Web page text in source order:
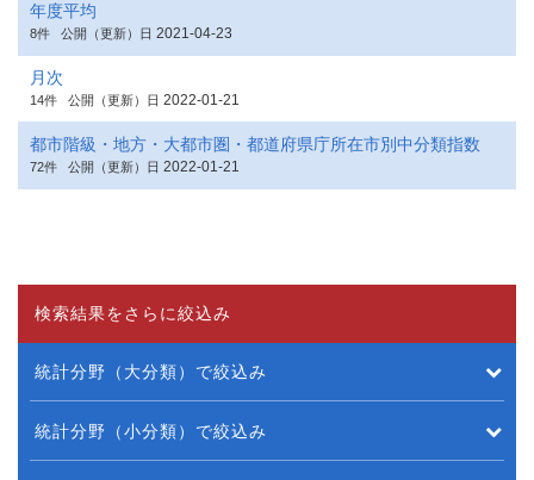
年度平均
8件 公開（更新）日 2021-04-23
月次
14件 公開（更新）日 2022-01-21
都市階級・地方・大都市圏・都道府県庁所在市別中分類指数
72件 公開（更新）日 2022-01-21
検索結果をさらに絞込み
統計分野（大分類）で絞込み
統計分野（小分類）で絞込み